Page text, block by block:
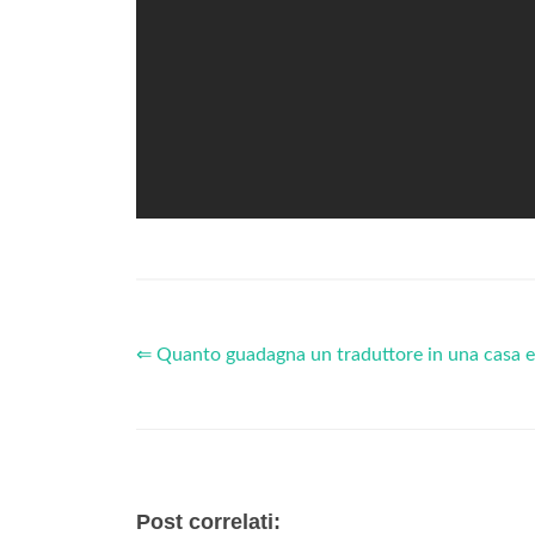
⇐ Quanto guadagna un traduttore in una casa
Post correlati: